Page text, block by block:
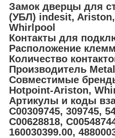
Замок дверцы для
(УБЛ) indesit,
Whirlpool
Контакты для
Расположение
Количество
Производитель
Совместимые
Hotpoint-Ariston,
Артикулы и коды
C00309745, 309745,
C00628818,
160030399.00,